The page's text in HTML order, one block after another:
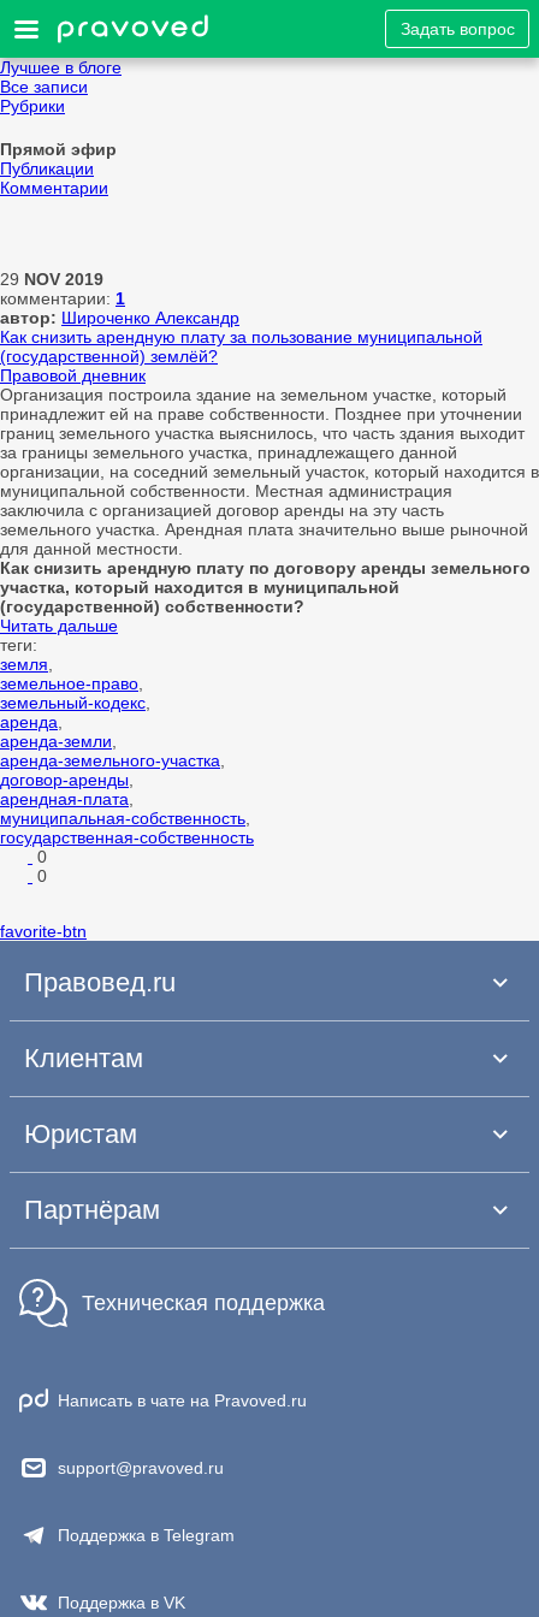
Задать вопрос
Лучшее в блоге
Все записи
Рубрики
Прямой эфир
Публикации
Комментарии
29 NOV 2019
комментарии: 1
автор: Широченко Александр
Как снизить арендную плату за пользование муниципальной
(государственной) землёй?
Правовой дневник
Организация построила здание на земельном участке, который
принадлежит ей на праве собственности. Позднее при уточнении
границ земельного участка выяснилось, что часть здания выходит
за границы земельного участка, принадлежащего данной
организации, на соседний земельный участок, который находится в
муниципальной собственности. Местная администрация
заключила с организацией договор аренды на эту часть
земельного участка. Арендная плата значительно выше рыночной
для данной местности.
Как снизить арендную плату по договору аренды земельного
участка, который находится в муниципальной
(государственной) собственности?
Читать дальше
теги:
земля
земельное-право
земельный-кодекс
аренда
аренда-земли
аренда-земельного-участка
договор-аренды
арендная-плата
муниципальная-собственность
государственная-собственность
0
0
favorite-btn
Правовед.ru
Клиентам
Юристам
Партнёрам
Техническая поддержка
Написать в чате на Pravoved.ru
support@pravoved.ru
Поддержка в Telegram
Поддержка в VK